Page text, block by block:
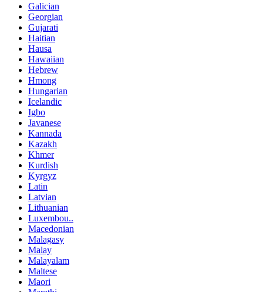
Galician
Georgian
Gujarati
Haitian
Hausa
Hawaiian
Hebrew
Hmong
Hungarian
Icelandic
Igbo
Javanese
Kannada
Kazakh
Khmer
Kurdish
Kyrgyz
Latin
Latvian
Lithuanian
Luxembou..
Macedonian
Malagasy
Malay
Malayalam
Maltese
Maori